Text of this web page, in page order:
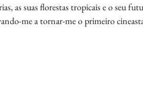
as suas florestas tropicais e o seu
me a tornar-me o primeiro